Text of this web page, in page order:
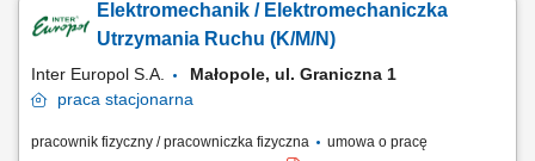
oraz wykonywanie bieżących napraw technicznych, analiza przyczyn
awarii i wdrażanie działań zapobiegających ich ponownemu
Elektromechanik / Elektromechaniczka
Utrzymania Ruchu (K/M/N)
Inter Europol S.A.
Małopole, ul. Graniczna 1
praca stacjonarna
pracownik fizyczny / pracowniczka fizyczna
umowa o pracę